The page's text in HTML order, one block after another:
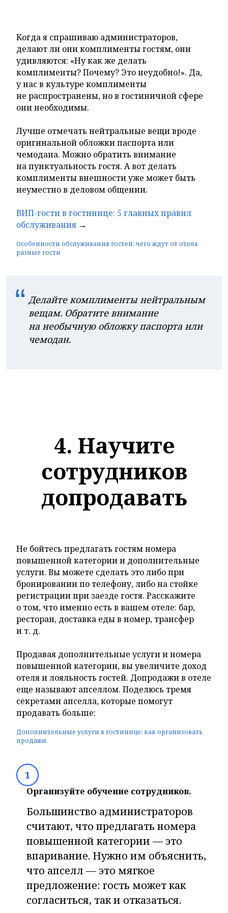
Когда я спрашиваю администраторов,
делают ли они комплименты гостям, они
удивляются: «Ну как же делать
комплименты? Почему? Это неудобно!». Да,
у нас в культуре комплименты
не распространены, но в гостиничной сфере
они необходимы.
Лучше отмечать нейтральные вещи вроде
оригинальной обложки паспорта или
чемодана. Можно обратить внимание
на пунктуальность гостя. А вот делать
комплименты внешности уже может быть
неуместно в деловом общении.
ВИП-гости в гостинице: 5 главных правил
обслуживания →
Особенности обслуживания гостей: чего ждут от отеля
разные гости
“ Делайте комплименты нейтральным
вещам. Обратите внимание
на необычную обложку паспорта или
чемодан.
4. Научите
сотрудников
допродавать
Не бойтесь предлагать гостям номера
повышенной категории и дополнительные
услуги. Вы можете сделать это либо при
бронировании по телефону, либо на стойке
регистрации при заезде гостя. Расскажите
о том, что именно есть в вашем отеле: бар,
ресторан, доставка еды в номер, трансфер
и т. д.
Продавая дополнительные услуги и номера
повышенной категории, вы увеличите доход
отеля и лояльность гостей. Допродажи в отеле
еще называют апселлом. Поделюсь тремя
секретами апселла, которые помогут
продавать больше:
Дополнительные услуги в гостинице: как организовать
продажи
1
Организуйте обучение сотрудников.
Большинство администраторов
считают, что предлагать номера
повышенной категории — это
впаривание. Нужно им объяснить,
что апселл — это мягкое
предложение: гость может как
согласиться, так и отказаться.